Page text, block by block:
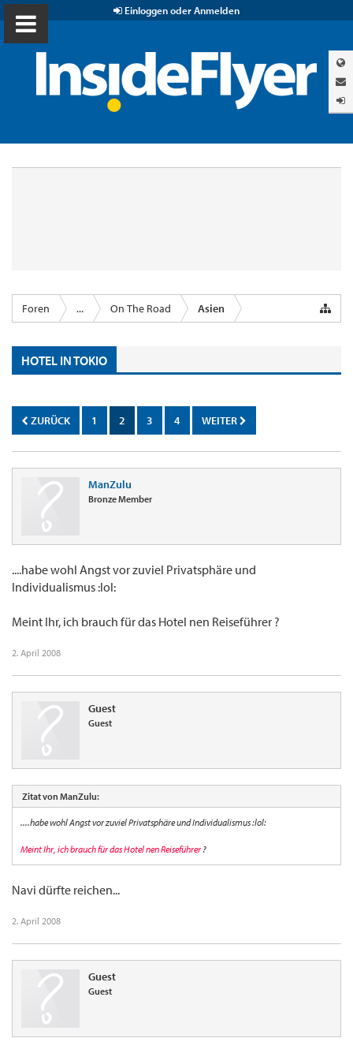
Einloggen oder Anmelden
Foren ... On The Road Asien
HOTEL IN TOKIO
ZURÜCK 1 2 3 4 WEITER
ManZulu
Bronze Member
....habe wohl Angst vor zuviel Privatsphäre und
Individualismus :lol:
Meint Ihr, ich brauch für das Hotel nen Reiseführer ?
2. April 2008
Guest
Guest
Zitat von ManZulu:
....habe wohl Angst vor zuviel Privatsphäre und Individualismus :lol:
Meint Ihr, ich brauch für das Hotel nen Reiseführer ?
Navi dürfte reichen...
2. April 2008
Guest
Guest